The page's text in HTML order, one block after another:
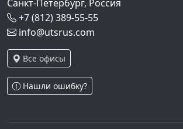
Санкт-Петербург, Россия
+7 (812) 389-55-55
info@utsrus.com
Все офисы
Нашли ошибку?